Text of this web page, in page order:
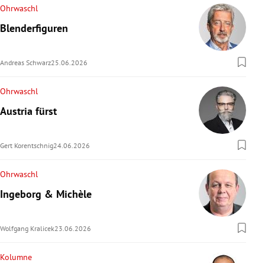
Ohrwaschl
Blenderfiguren
Andreas Schwarz25.06.2026
Ohrwaschl
Austria fürst
Gert Korentschnig24.06.2026
Ohrwaschl
Ingeborg & Michèle
Wolfgang Kralicek23.06.2026
Kolumne